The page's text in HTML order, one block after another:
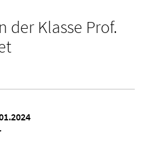
der Klasse Prof.